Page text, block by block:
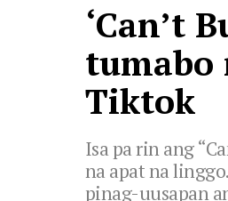
‘Can’t
tumabo
Tiktok
Isa pa rin ang
na apat na
pinag-uusapan